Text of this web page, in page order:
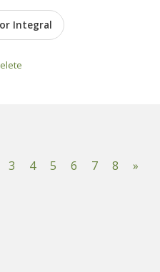
Integral
3 4 5 6 7 8 »